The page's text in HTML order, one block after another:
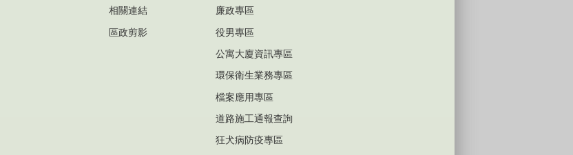
相關連結
區政剪影
廉政專區
役男專區
公寓大廈資訊專區
環保衛生業務專區
檔案應用專區
道路施工通報查詢
狂犬病防疫專區